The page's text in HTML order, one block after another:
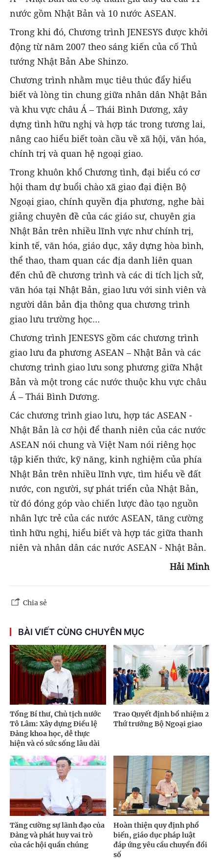
nước gồm Nhật Bản và 10 nước ASEAN.
Trong khi đó, Chương trình JENESYS được khởi
động từ năm 2007 theo sáng kiến của cố Thủ
tướng Nhật Bản Abe Shinzo.
Chương trình nhằm mục tiêu thúc đẩy hiểu
biết và lòng tin chung giữa nhân dân Nhật Bản
và khu vực châu Á – Thái Bình Dương, xây
dựng tình hữu nghị và hợp tác trong tương lai,
nâng cao hiểu biết toàn cầu về xã hội, văn hóa,
chính trị và quan hệ ngoại giao.
Trong khuôn khổ Chương tình, đại biểu có cơ
hội tham dự buổi chào xã giao đại điện Bộ
Ngoại giao, chính quyền địa phương, nghe bài
giảng chuyên đề của các giáo sư, chuyên gia
Nhật Bản trên nhiều lĩnh vực như chính trị,
kinh tế, văn hóa, giáo dục, xây dựng hòa bình,
thể thao, tham quan các địa danh liên quan
đến chủ đề chương trình và các di tích lịch sử,
văn hóa tại Nhật Bản, giao lưu với sinh viên và
người dân bản địa thông qua chương trình
giao lưu trường học…
Chương trình JENESYS gồm các chương trình
giao lưu đa phương ASEAN – Nhật Bản và các
chương trình giao lưu song phương giữa Nhật
Bản và một trong các nước thuộc khu vực châu
Á – Thái Bình Dương.
Các chương trình giao lưu, hợp tác ASEAN -
Nhật Bản là cơ hội để thanh niên của các nước
ASEAN nói chung và Việt Nam nói riêng học
tập kiến thức, kỹ năng, kinh nghiệm của phía
Nhật Bản trên nhiều lĩnh vực, tìm hiểu về đất
nước, con người, sự phát triển của Nhật Bản,
từ đó đóng góp vào chiến lược đào tạo nguồn
nhân lực trẻ của các nước ASEAN, tăng cường
tình hữu nghị, hiểu biết và hợp tác giữa thanh
niên và nhân dân các nước ASEAN - Nhật Bản.
Hải Minh
Chia sẻ
BÀI VIẾT CÙNG CHUYÊN MỤC
Tổng Bí thư, Chủ tịch nước
Tô Lâm: Xây dựng Điều lệ
Đảng khoa học, dễ thực
hiện và có sức sống lâu dài
Trao Quyết định bổ nhiệm 2
Thứ trưởng Bộ Ngoại giao
Tăng cường sự lãnh đạo của
Đảng và phát huy vai trò
của các hội quần chúng
Hoàn thiện quy định phổ
biến, giáo dục pháp luật
đáp ứng yêu cầu chuyển đổi
số